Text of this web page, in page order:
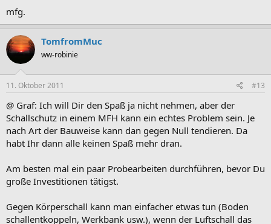
mfg.
TomfromMuc
ww-robinie
11. Oktober 2011 #13
@ Graf: Ich will Dir den Spaß ja nicht nehmen, aber der
Schallschutz in einem MFH kann ein echtes Problem sein. Je
nach Art der Bauweise kann dan gegen Null tendieren. Da
habt Ihr dann alle keinen Spaß mehr dran.
Am besten mal ein paar Probearbeiten durchführen, bevor Du
große Investitionen tätigst.
Gegen Körperschall kann man einfacher etwas tun (Boden
schallentkoppeln, Werkbank usw.), wenn der Luftschall das